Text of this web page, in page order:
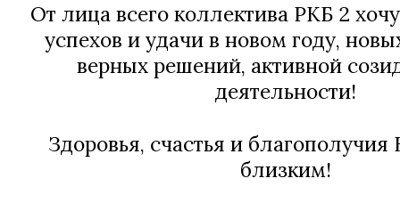
От лица всего коллектива РКБ 2
успехов и удачи в новом году,
верных решений, активной
деятельности!
Здоровья, счастья и
близким!